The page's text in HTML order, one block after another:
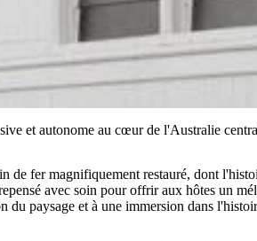
et autonome au cœur de l'Australie
de fer magnifiquement restauré, dont
avec soin pour offrir aux hôtes un
paysage et à une immersion dans